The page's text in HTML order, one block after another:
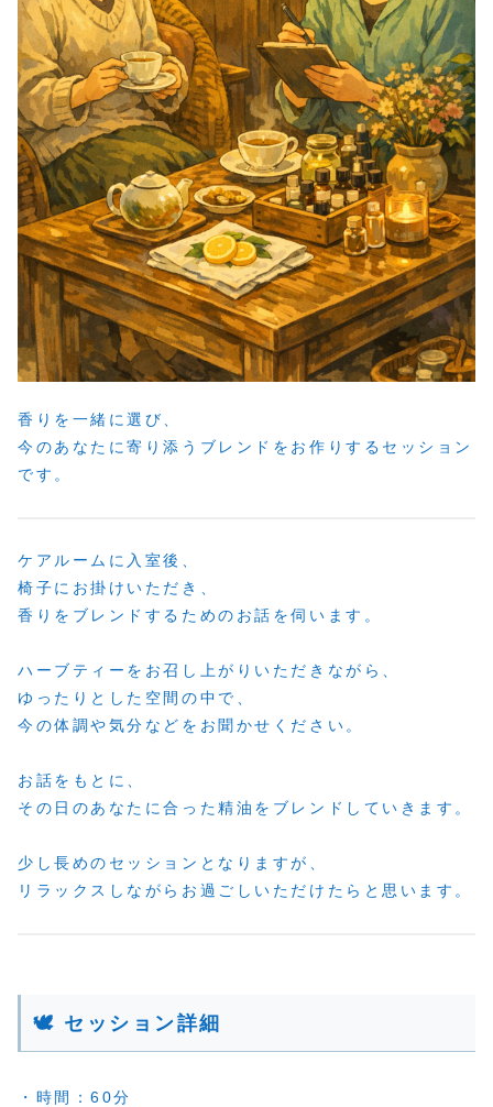
香りを一緒に選び、
今のあなたに寄り添うブレンドをお作りするセッション
です。
ケアルームに入室後、
椅子にお掛けいただき、
香りをブレンドするためのお話を伺います。
ハーブティーをお召し上がりいただきながら、
ゆったりとした空間の中で、
今の体調や気分などをお聞かせください。
お話をもとに、
その日のあなたに合った精油をブレンドしていきます。
少し長めのセッションとなりますが、
リラックスしながらお過ごしいただけたらと思います。
🕊 セッション詳細
・時間：60分